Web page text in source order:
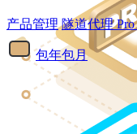
产品管理 隧道代理Pro
包年包月